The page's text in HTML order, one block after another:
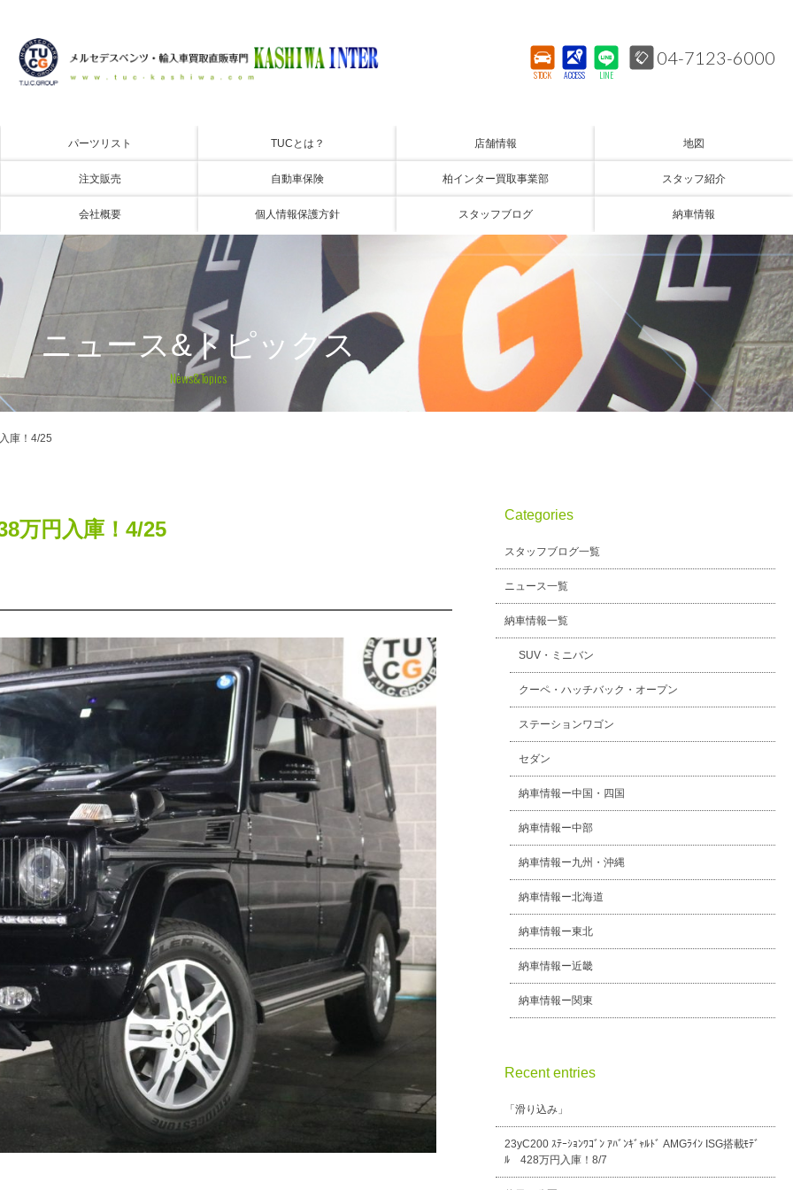
STOCK ACCESS LINE
04-7123-6000
パーツリスト TUCとは？ 店舗情報 地図
注文販売 自動車保険 柏インター買取事業部 スタッフ紹介
会社概要 個人情報保護方針 スタッフブログ 納車情報
ニュース&トピックス
News&Topics
庫！4/25
万円入庫！4/25
Categories
スタッフブログ一覧
ニュース一覧
納車情報一覧
SUV・ミニバン
クーペ・ハッチバック・オープン
ステーションワゴン
セダン
納車情報ー中国・四国
納車情報ー中部
納車情報ー九州・沖縄
納車情報ー北海道
納車情報ー東北
納車情報ー近畿
納車情報ー関東
Recent entries
「滑り込み」
23yC200 ｽﾃｰｼｮﾝﾜｺﾞﾝ ｱﾊﾞﾝｷﾞｬﾙﾄﾞ AMGﾗｲﾝ ISG搭載ﾓﾃﾞ
ﾙ 428万円入庫！8/7